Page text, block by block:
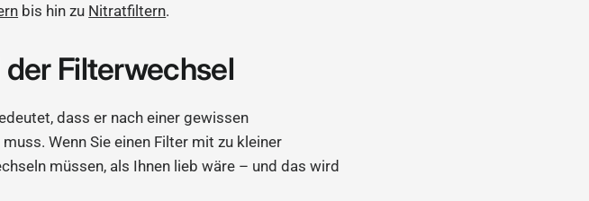
bis hin zu Nitratfiltern.
Filterwechsel
dass er nach einer gewissen
Wenn Sie einen Filter mit zu kleiner
müssen, als Ihnen lieb wäre – und das wird